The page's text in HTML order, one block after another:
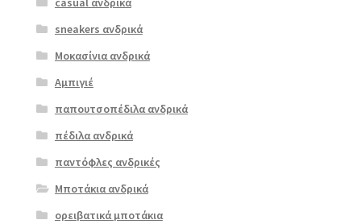
boxer 13819
μαύρο
€99.00
επιλογές
μπορούν
επιλεγούν
στη
σελίδα
προϊόντος
sneakers ανδρικά
Μοκασίνια ανδρικά
Αμπιγιέ
παπουτσοπέδιλα ανδρικά
πέδιλα ανδρικά
παντόφλες ανδρικές
Μποτάκια ανδρικά
ορειβατικά μποτάκια